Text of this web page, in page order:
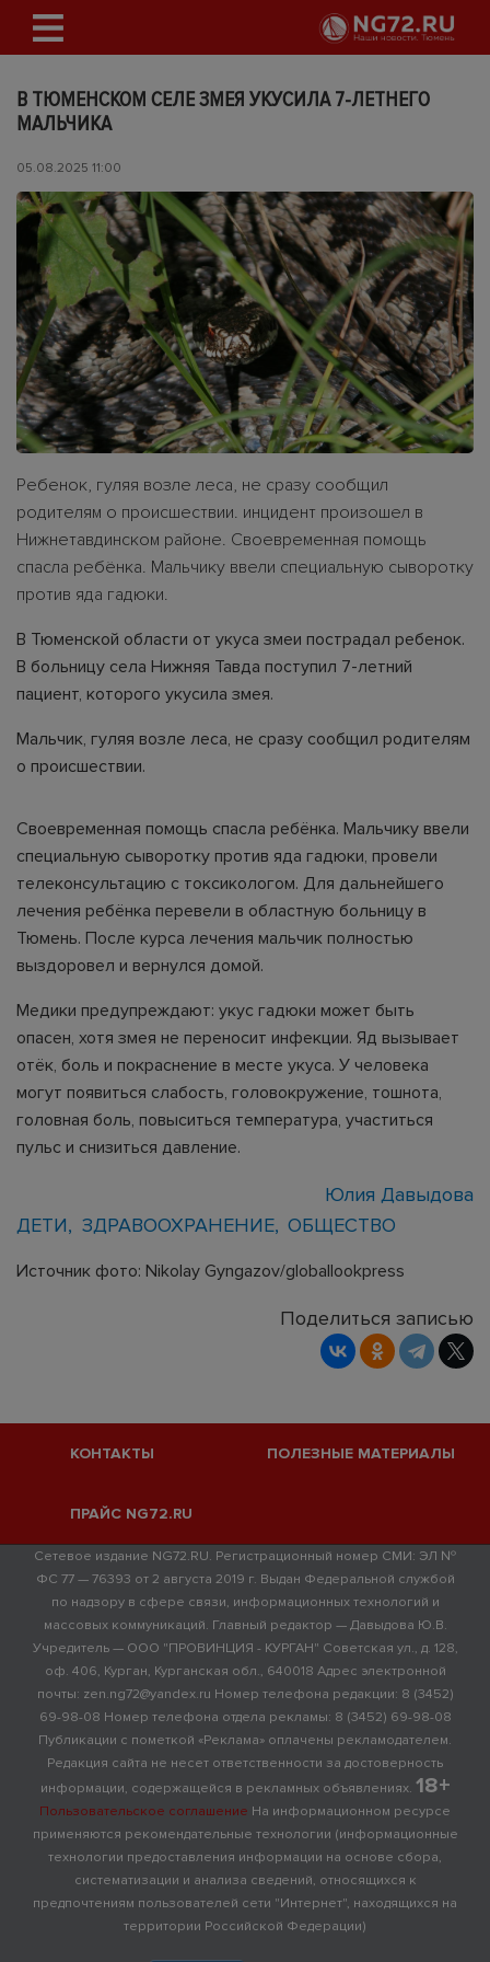
В ТЮМЕНСКОМ СЕЛЕ ЗМЕЯ УКУСИЛА 7-ЛЕТНЕГО
МАЛЬЧИКА
05.08.2025 11:00
Ребенок, гуляя возле леса, не сразу сообщил
родителям о происшествии. инцидент произошел в
Нижнетавдинском районе. Своевременная помощь
спасла ребёнка. Мальчику ввели специальную сыворотку
против яда гадюки.
В Тюменской области от укуса змеи пострадал ребенок.
В больницу села Нижняя Тавда поступил 7-летний
пациент, которого укусила змея.
Мальчик, гуляя возле леса, не сразу сообщил родителям
о происшествии.
Своевременная помощь спасла ребёнка. Мальчику ввели
специальную сыворотку против яда гадюки, провели
телеконсультацию с токсикологом. Для дальнейшего
лечения ребёнка перевели в областную больницу в
Тюмень. После курса лечения мальчик полностью
выздоровел и вернулся домой.
Медики предупреждают: укус гадюки может быть
опасен, хотя змея не переносит инфекции. Яд вызывает
отёк, боль и покраснение в месте укуса. У человека
могут появиться слабость, головокружение, тошнота,
головная боль, повыситься температура, участиться
пульс и снизиться давление.
Юлия Давыдова
ДЕТИ
ЗДРАВООХРАНЕНИЕ ОБЩЕСТВО
Источник фото: Nikolay Gyngazov/globallookpress
Поделиться записью
КОНТАКТЫ ПОЛЕЗНЫЕ МАТЕРИАЛЫ
ПРАЙС NG72.RU
Сетевое издание NG72.RU. Регистрационный номер СМИ: ЭЛ №
ФС 77 — 76393 от 2 августа 2019 г. Выдан Федеральной службой
по надзору в сфере связи, информационных технологий и
массовых коммуникаций. Главный редактор — Давыдова Ю.В.
Учредитель — ООО "ПРОВИНЦИЯ - КУРГАН" Советская ул., д. 128,
оф. 406, Курган, Курганская обл., 640018 Адрес электронной
почты: zen.ng72@yandex.ru Номер телефона редакции: 8 (3452)
69-98-08 Номер телефона отдела рекламы: 8 (3452) 69-98-08
Публикации с пометкой «Реклама» оплачены рекламодателем.
Редакция сайта не несет ответственности за достоверность
информации, содержащейся в рекламных объявлениях. 18+
Пользовательское соглашение На информационном ресурсе
применяются рекомендательные технологии (информационные
технологии предоставления информации на основе сбора,
систематизации и анализа сведений, относящихся к
предпочтениям пользователей сети "Интернет", находящихся на
территории Российской Федерации)